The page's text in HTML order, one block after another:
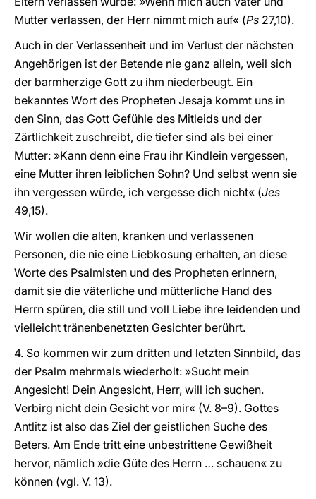
Mutter verlassen, der Herr nimmt mich auf« (Ps 27,10).
Auch in der Verlassenheit und im Verlust der nächsten
Angehörigen ist der Betende nie ganz allein, weil sich
der barmherzige Gott zu ihm niederbeugt. Ein
bekanntes Wort des Propheten Jesaja kommt uns in
den Sinn, das Gott Gefühle des Mitleids und der
Zärtlichkeit zuschreibt, die tiefer sind als bei einer
Mutter: »Kann denn eine Frau ihr Kindlein vergessen,
eine Mutter ihren leiblichen Sohn? Und selbst wenn sie
ihn vergessen würde, ich vergesse dich nicht« (Jes
49,15).
Wir wollen die alten, kranken und verlassenen
Personen, die nie eine Liebkosung erhalten, an diese
Worte des Psalmisten und des Propheten erinnern,
damit sie die väterliche und mütterliche Hand des
Herrn spüren, die still und voll Liebe ihre leidenden und
vielleicht tränenbenetzten Gesichter berührt.
4. So kommen wir zum dritten und letzten Sinnbild, das
der Psalm mehrmals wiederholt: »Sucht mein
Angesicht! Dein Angesicht, Herr, will ich suchen.
Verbirg nicht dein Gesicht vor mir« (V. 8–9). Gottes
Antlitz ist also das Ziel der geistlichen Suche des
Beters. Am Ende tritt eine unbestrittene Gewißheit
hervor, nämlich »die Güte des Herrn … schauen« zu
können (vgl. V. 13).